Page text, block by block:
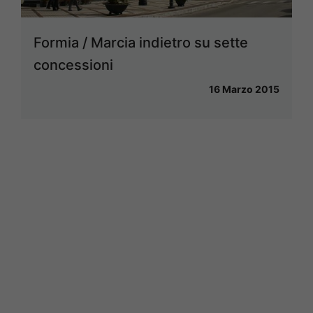
Formia / Marcia indietro su sette
concessioni
16 Marzo 2015